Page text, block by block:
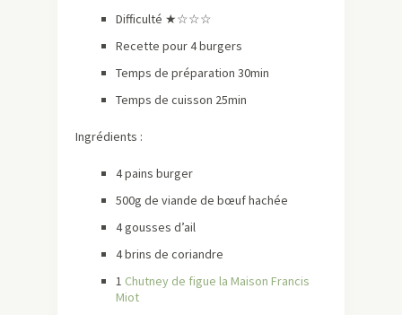
Difficulté ★☆☆☆
Recette pour 4 burgers
Temps de préparation 30min
Temps de cuisson 25min
Ingrédients :
4 pains burger
500g de viande de bœuf hachée
4 gousses d’ail
4 brins de coriandre
1 Chutney de figue la Maison Francis
Miot